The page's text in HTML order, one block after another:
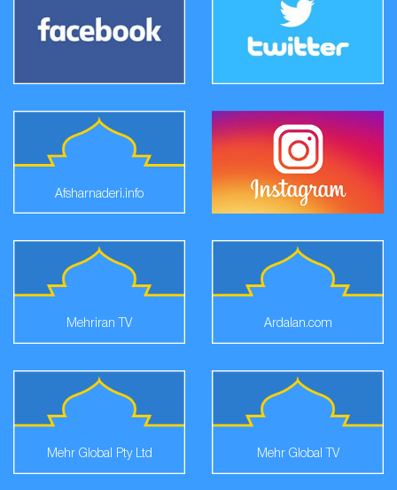
Afsharnaderi.info
Ardalan.com
Mehriran TV
Mehr Global TV
Mehr Global Pty Ltd